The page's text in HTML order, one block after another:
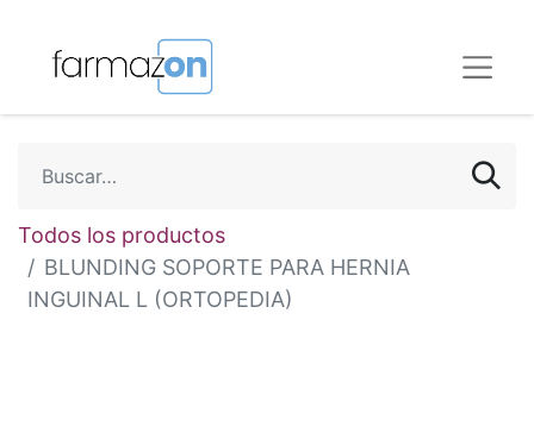
Todos los productos
BLUNDING SOPORTE PARA HERNIA
INGUINAL L (ORTOPEDIA)